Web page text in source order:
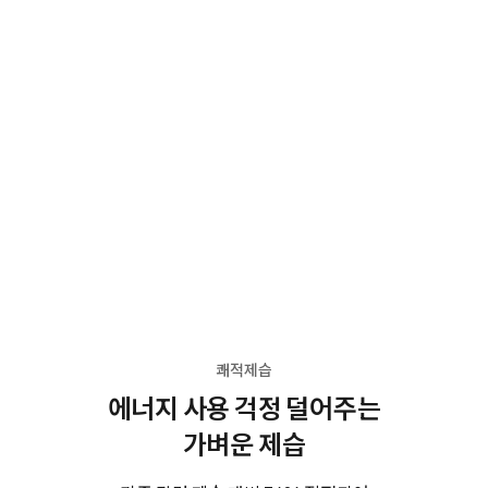
쾌적제습
에너지 사용 걱정 덜어주는
가벼운 제습